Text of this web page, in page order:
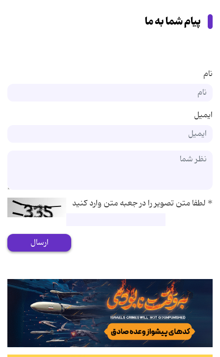
پیام شما به ما
نام
ایمیل
*لطفا متن تصویر را در جعبه متن وارد کنید
ارسال